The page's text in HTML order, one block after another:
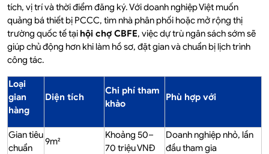
tích, vị trí và thời điểm đăng ký. Với doanh nghiệp Việt muốn
quảng bá thiết bị PCCC, tìm nhà phân phối hoặc mở rộng thị
trường quốc tế tại hội chợ CBFE, việc dự trù ngân sách sớm sẽ
giúp chủ động hơn khi làm hồ sơ, đặt gian và chuẩn bị lịch trình
công tác.
Loại
gian
hàng
Diện tích
Chi phí tham
khảo
Phù hợp với
Gian tiêu
chuẩn
9m²
Khoảng 50–
70 triệu VNĐ
Doanh nghiệp nhỏ, lần
đầu tham gia